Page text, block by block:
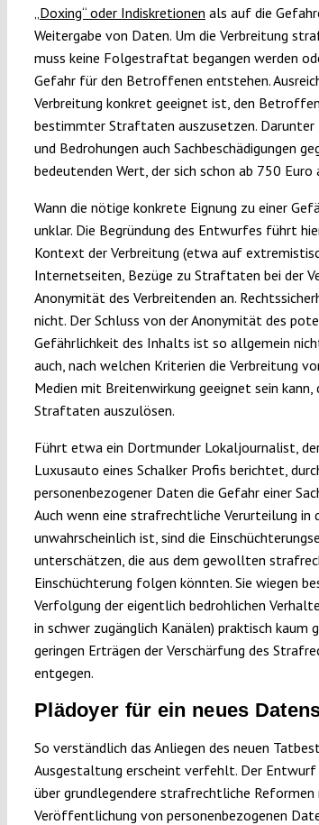
„Doxing“ oder Indiskretionen als auf die
Weitergabe von Daten. Um die Verbreitung
muss keine Folgestraftat begangen werden
Gefahr für den Betroffenen entstehen.
Verbreitung konkret geeignet ist, den
bestimmter Straftaten auszusetzen. Darunter
und Bedrohungen auch Sachbeschädigungen
bedeutenden Wert, der sich schon ab 750 Euro
Wann die nötige konkrete Eignung zu einer
unklar. Die Begründung des Entwurfes führt
Kontext der Verbreitung (etwa auf
Internetseiten, Bezüge zu Straftaten bei der
Anonymität des Verbreitenden an.
nicht. Der Schluss von der Anonymität des
Gefährlichkeit des Inhalts ist so allgemein
auch, nach welchen Kriterien die Verbreitung
Medien mit Breitenwirkung geeignet sein kann,
Straftaten auszulösen.
Führt etwa ein Dortmunder Lokaljournalist,
Luxusauto eines Schalker Profis berichtet,
personenbezogener Daten die Gefahr einer
Auch wenn eine strafrechtliche Verurteilung in
unwahrscheinlich ist, sind die
unterschätzen, die aus dem gewollten
Einschüchterung folgen könnten. Sie wiegen
Verfolgung der eigentlich bedrohlichen
in schwer zugänglich Kanälen) praktisch kaum
geringen Erträgen der Verschärfung des
entgegen.
Plädoyer für ein neues
So verständlich das Anliegen des neuen
Ausgestaltung erscheint verfehlt. Der Entwurf
über grundlegendere strafrechtliche Reformen
Veröffentlichung von personenbezogenen